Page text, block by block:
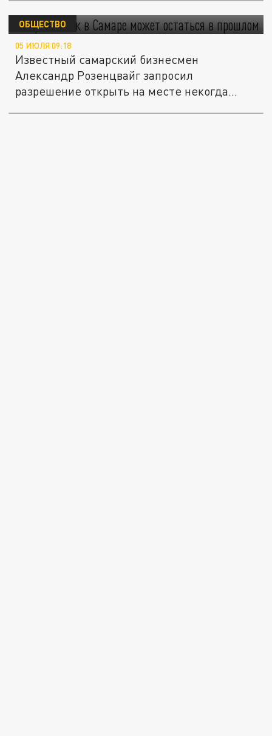
прошлом
ОБЩЕСТВО
05 ИЮЛЯ 09:18
Известный самарский бизнесмен
Александр Розенцвайг запросил
разрешение открыть на месте некогда